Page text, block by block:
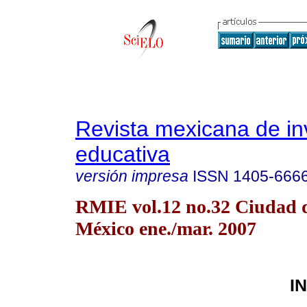
Revista mexicana de
educativa
versión impresa ISSN 1405-
RMIE vol.12 no.32 Ciudad
México ene./mar. 2007